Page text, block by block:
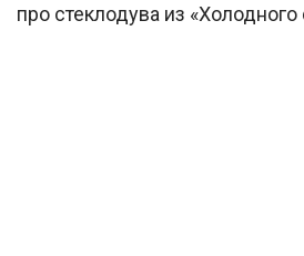
про стеклодува из «Холодного